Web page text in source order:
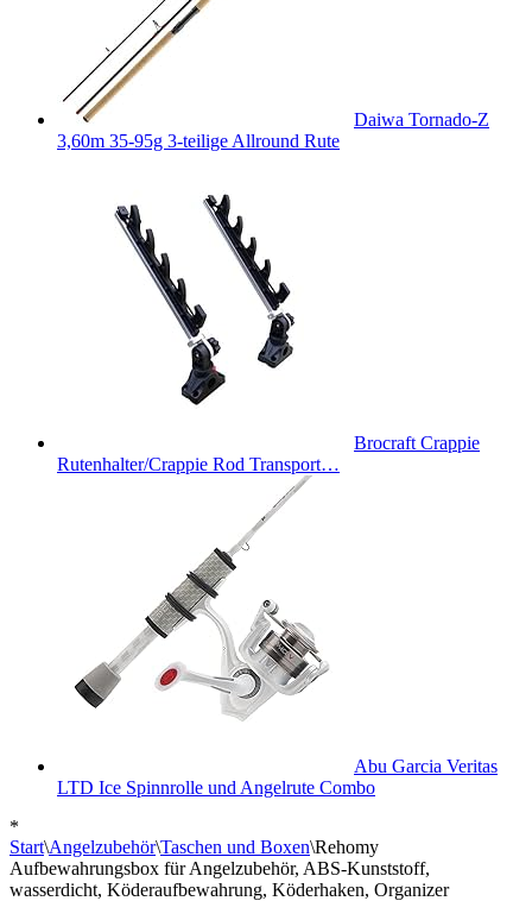
Daiwa Tornado-Z
3,60m 35-95g 3-teilige Allround Rute
Brocraft Crappie
Rutenhalter/Crappie Rod Transport…
Abu Garcia Veritas
LTD Ice Spinnrolle und Angelrute Combo
*
Start\Angelzubehör\Taschen und Boxen\Rehomy
Aufbewahrungsbox für Angelzubehör, ABS-Kunststoff,
wasserdicht, Köderaufbewahrung, Köderhaken, Organizer